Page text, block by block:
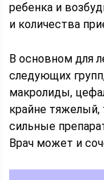
ребенка и
и количества
В основном для
следующих
макролиды,
крайне тяжелый,
сильные
Врач может и